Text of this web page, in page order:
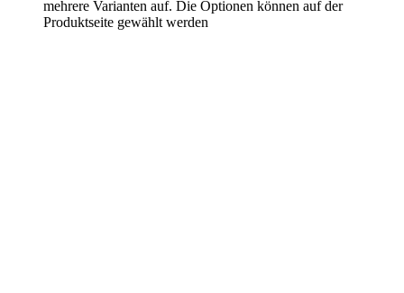
mehrere Varianten auf. Die Optionen können auf der
Produktseite gewählt werden